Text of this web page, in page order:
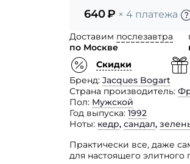
640₽ × 4 платежа
Доставим послезавтра
по Москве
Скидки
Бренд Jacques Bogart
Страна производитель
Пол Мужской
Год выпуска 1992
Ноты кедр, сандал,
Практически все, даже
для настоящего